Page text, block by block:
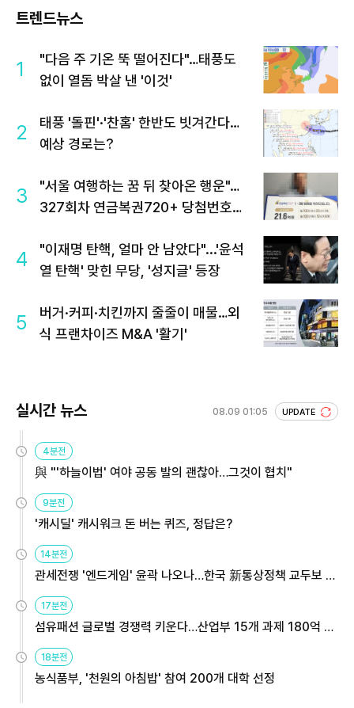
트렌드뉴스
1
"다음 주 기온 뚝 떨어진다"…태풍도
없이 열돔 박살 낸 '이것'
2
태풍 '돌핀'·'찬홈' 한반도 빗겨간다…
예상 경로는?
3
"서울 여행하는 꿈 뒤 찾아온 행운"…
327회차 연금복권720+ 당첨번호조
4
"이재명 탄핵, 얼마 안 남았다"...'윤석
열 탄핵' 맞힌 무당, '성지글' 등장
5
버거·커피·치킨까지 줄줄이 매물…외
식 프랜차이즈 M&A '활기'
실시간 뉴스 08.09 01:05 UPDATE
4분전
與 "'하늘이법' 여야 공동 발의 괜찮아…그것이 협치"
9분전
'캐시딜' 캐시워크 돈 버는 퀴즈, 정답은?
14분전
관세전쟁 '엔드게임' 윤곽 나오나…한국 新통상정책 교두보 활
17분전
섬유패션 글로벌 경쟁력 키운다…산업부 15개 과제 180억 지
18분전
농식품부, '천원의 아침밥' 참여 200개 대학 선정